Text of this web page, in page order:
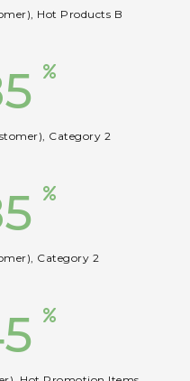
Hot Products B
Category 2
Category 2